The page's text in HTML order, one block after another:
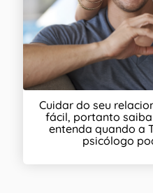
Cuidar do seu
fácil, portanto
entenda quando a
psicólogo